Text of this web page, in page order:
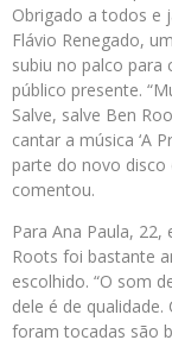
Obrigado a todos e
Flávio Renegado,
subiu no palco para
público presente.
Salve, salve Ben
cantar a música ‘A
parte do novo
comentou.
Para Ana Paula,
Roots foi bastante
escolhido. “O som
dele é de
foram tocadas são